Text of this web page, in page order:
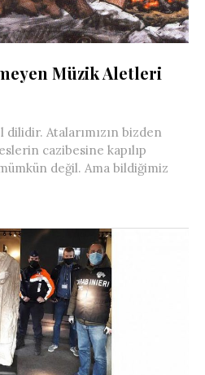
Müzik Aletleri
Atalarımızın bizden
cazibesine kapılıp
değil. Ama bildiğimiz